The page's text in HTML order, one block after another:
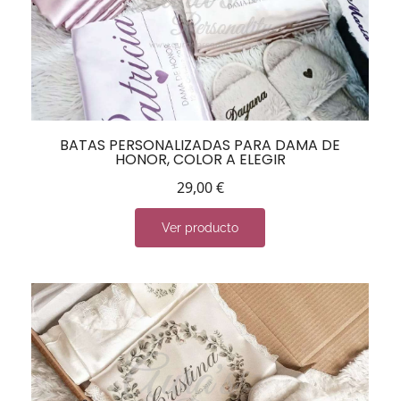
BATAS PERSONALIZADAS PARA DAMA DE
HONOR, COLOR A ELEGIR
29,00€
Ver producto